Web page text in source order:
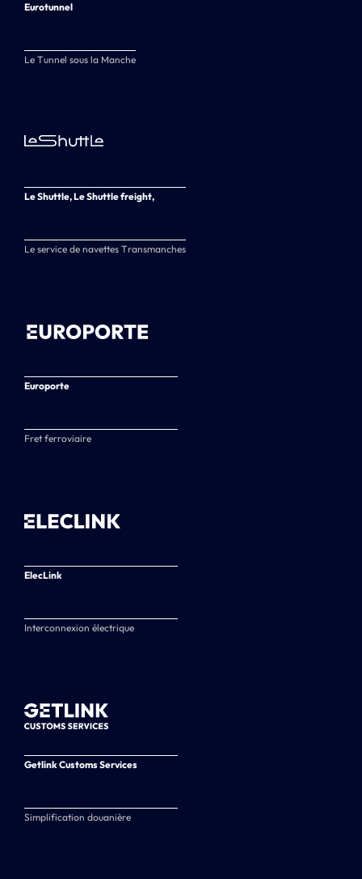
Eurotunnel
Le Tunnel sous la Manche
Le Shuttle, Le Shuttle freight,
Le service de navettes Transmanches
Europorte
Fret ferroviaire
ElecLink
Interconnexion électrique
Getlink Customs Services
Simplification douanière